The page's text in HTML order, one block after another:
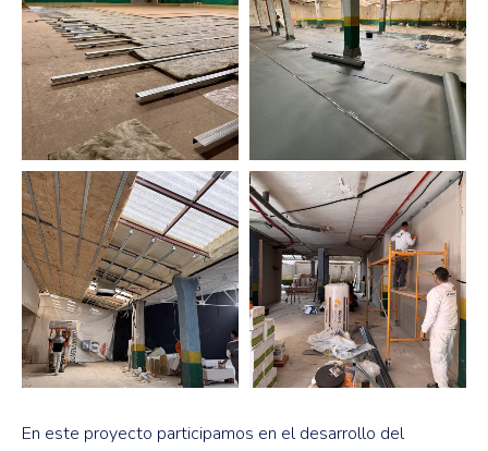
En este proyecto participamos en el desarrollo del